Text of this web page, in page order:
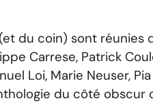
du coin) sont réunies
Carrese, Patrick
Loi, Marie Neuser,
du côté obscur